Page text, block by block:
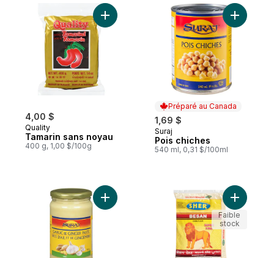
4,00 $
Quality
Tamarin sans noyau
400 g, 1,00 $/100g
Ajouter Tamarin sans noyau au panier
Préparé au Canada
1,69 $
Préparé au Canada
Suraj
Pois chiches
540 ml, 0,31 $/100ml
Ajouter
Ajouter Pâte d'ail et de gingembre au
Ajouter
Faible
stock